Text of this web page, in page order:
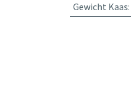
Gewicht Kaas: